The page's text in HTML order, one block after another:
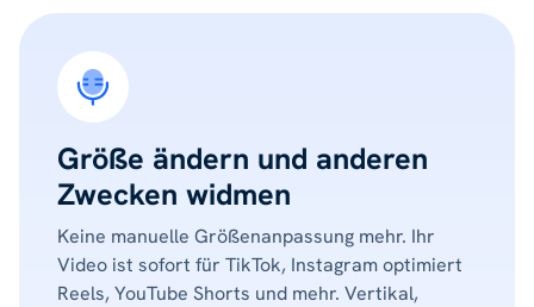
Größe ändern und anderen
Zwecken widmen
Keine manuelle Größenanpassung mehr. Ihr
Video ist sofort für TikTok, Instagram optimiert
Reels, YouTube Shorts und mehr. Vertikal,